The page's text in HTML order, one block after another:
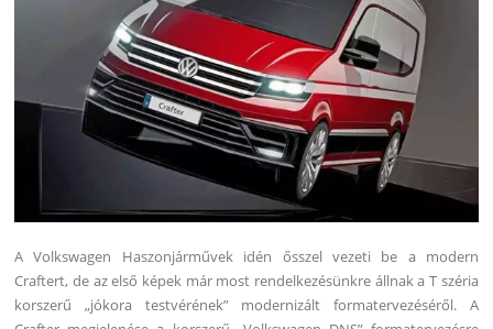
A Volkswagen Haszonjárművek idén ősszel vezeti be a modern
Craftert, de az első képek már most rendelkezésünkre állnak a T széria
korszerű „jókora testvérének” modernizált formatervezéséről. A